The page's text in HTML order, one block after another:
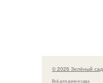
© 2026 Зелёный сад
Всё для дачи и сада